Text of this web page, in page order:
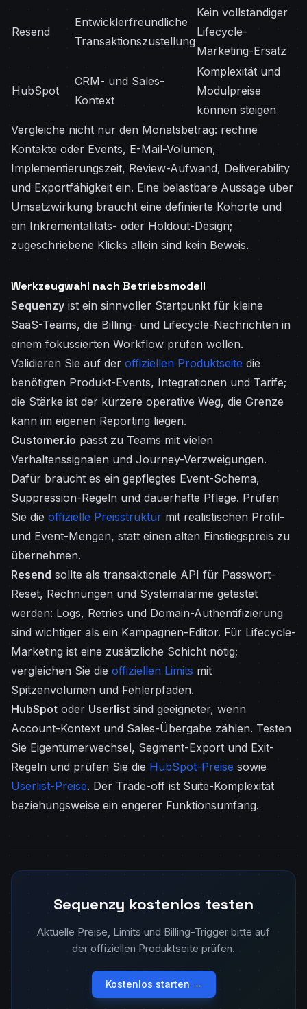
Resend
Entwicklerfreundliche
Transaktionszustellung
Kein vollständiger
Lifecycle-
Marketing-Ersatz
HubSpot
CRM- und Sales-
Kontext
Komplexität und
Modulpreise
können steigen
Vergleiche nicht nur den Monatsbetrag: rechne
Kontakte oder Events, E-Mail-Volumen,
Implementierungszeit, Review-Aufwand, Deliverability
und Exportfähigkeit ein. Eine belastbare Aussage über
Umsatzwirkung braucht eine definierte Kohorte und
ein Inkrementalitäts- oder Holdout-Design;
zugeschriebene Klicks allein sind kein Beweis.
Werkzeugwahl nach Betriebsmodell
Sequenzy ist ein sinnvoller Startpunkt für kleine
SaaS-Teams, die Billing- und Lifecycle-Nachrichten in
einem fokussierten Workflow prüfen wollen.
Validieren Sie auf der offiziellen Produktseite die
benötigten Produkt-Events, Integrationen und Tarife;
die Stärke ist der kürzere operative Weg, die Grenze
kann im eigenen Reporting liegen.
Customer.io passt zu Teams mit vielen
Verhaltenssignalen und Journey-Verzweigungen.
Dafür braucht es ein gepflegtes Event-Schema,
Suppression-Regeln und dauerhafte Pflege. Prüfen
Sie die offizielle Preisstruktur mit realistischen Profil-
und Event-Mengen, statt einen alten Einstiegspreis zu
übernehmen.
Resend sollte als transaktionale API für Passwort-
Reset, Rechnungen und Systemalarme getestet
werden: Logs, Retries und Domain-Authentifizierung
sind wichtiger als ein Kampagnen-Editor. Für Lifecycle-
Marketing ist eine zusätzliche Schicht nötig;
vergleichen Sie die offiziellen Limits mit
Spitzenvolumen und Fehlerpfaden.
HubSpot oder Userlist sind geeigneter, wenn
Account-Kontext und Sales-Übergabe zählen. Testen
Sie Eigentümerwechsel, Segment-Export und Exit-
Regeln und prüfen Sie die HubSpot-Preise sowie
Userlist-Preise. Der Trade-off ist Suite-Komplexität
beziehungsweise ein engerer Funktionsumfang.
Sequenzy kostenlos testen
Aktuelle Preise, Limits und Billing-Trigger bitte auf
der offiziellen Produktseite prüfen.
Kostenlos starten →